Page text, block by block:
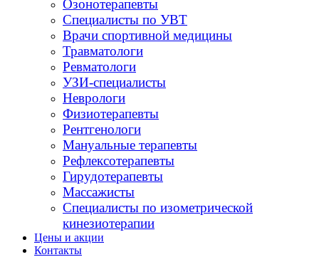
Озонотерапевты
Специалисты по УВТ
Врачи спортивной медицины
Травматологи
Ревматологи
УЗИ-специалисты
Неврологи
Физиотерапевты
Рентгенологи
Мануальные терапевты
Рефлексотерапевты
Гирудотерапевты
Массажисты
Специалисты по изометрической
кинезиотерапии
Цены и акции
Контакты